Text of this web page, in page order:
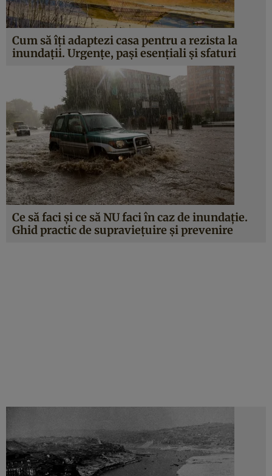
Cum să îți adaptezi casa pentru a rezista la
inundații. Urgențe, pași esențiali și sfaturi
Ce să faci și ce să NU faci în caz de inundație.
Ghid practic de supraviețuire și prevenire